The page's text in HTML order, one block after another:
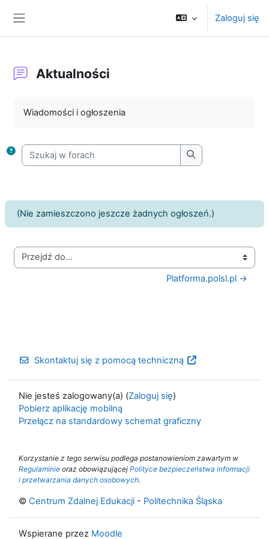
Zaloguj się
Aktualności
Wiadomości i ogłoszenia
Szukaj w forach
Szukaj w forach
(Nie zamieszczono jeszcze żadnych ogłoszeń.)
Przejdź do...
Platforma.polsl.pl →
Skontaktuj się z pomocą techniczną
Nie jesteś zalogowany(a) (Zaloguj się)
Pobierz aplikację mobilną
Przełącz na standardowy schemat graficzny
Korzystanie z tego serwisu podlega postanowieniom zawartym w
Regulaminie oraz obowiązującej Polityce bezpieczeństwa informacji
i przetwarzania danych osobowych.
© Centrum Zdalnej Edukacji - Politechnika Śląska
Wspierane przez Moodle